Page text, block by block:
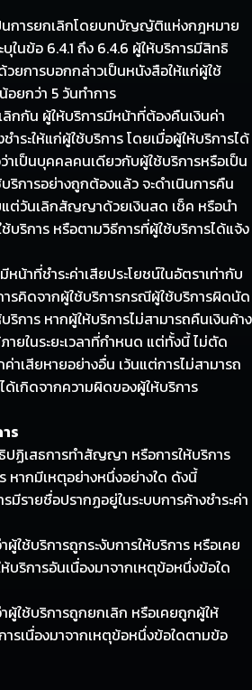
เลิกโดยบทบัญญัติแห่งกฎหมาย
ถึง 6.4.6 ผู้ให้บริการมีสิทธิ
วยการบอกกล่าวเป็นหนังสือให้แก่ผู้ใช้
อยกว่า 5 วันทำการ
ผู้ให้บริการมีหน้าที่ต้องคืนเงินค่า
ำระให้แก่ผู้ใช้บริการ โดยเมื่อผู้ให้บริการได้
เป็นบุคคลคนเดียวกับผู้ใช้บริการหรือเป็น
ริการอย่างถูกต้องแล้ว จะดำเนินการคืน
แต่วันเลิกสัญญาด้วยเงินสด เช็ค หรือนำ
บริการ หรือตามวิธีการที่ผู้ใช้บริการได้แจ้ง
ระค่าเสียประโยชน์ในอัตราเท่ากับ
รคิดจากผู้ใช้บริการกรณีผู้ใช้บริการผิดนัด
ริการ หากผู้ให้บริการไม่สามารถคืนเงินค้าง
ายในระยะเวลาที่กำหนด แต่ทั้งนี้ ไม่ตัด
าเสียหายอย่างอื่น เว้นแต่การไม่สามารถ
ด้เกิดจากความผิดของผู้ให้บริการ
ร
สธการทำสัญญา หรือการให้บริการ
หากมีเหตุอย่างหนึ่งอย่างใด ดังนี้
ายชื่อปรากฏอยู่ในระบบการค้างชำระค่า
บริการถูกระงับการให้บริการ หรือเคย
บริการอันเนื่องมาจากเหตุข้อหนึ่งข้อใด
ช้บริการถูกยกเลิก หรือเคยถูกผู้ให้
ารเนื่องมาจากเหตุข้อหนึ่งข้อใดตามข้อ